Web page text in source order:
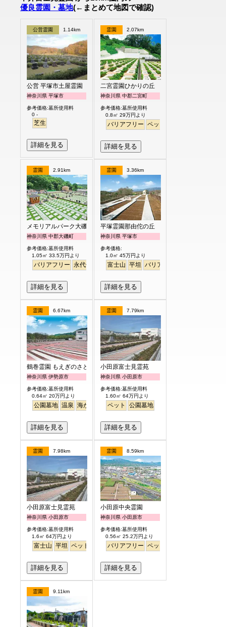
優良霊園・墓地(←まとめて地図で確認)
公営霊園 1.14km
公営 平塚市土屋霊園
神奈川県 平塚市
参考価格:墓所使用料
0 -
芝生
詳細を見る
霊園 2.07km
二宮霊園ひかりの丘
神奈川県 中郡二宮町
参考価格:墓所使用料
0.8㎡ 29万円より
バリアフリー ペット
詳細を見る
霊園 2.91km
メモリアルパーク大磯
神奈川県 中郡大磯町
参考価格:墓所使用料
1.05㎡ 33.5万円より
バリアフリー 永代供養 ペット 芝生
詳細を見る
霊園 3.36km
平塚霊園那由佗の丘
神奈川県 平塚市
参考価格:
1.0㎡ 45万円より
富士山 平坦 バリアフリー
詳細を見る
霊園 6.67km
鶴巻霊園 もえぎのさと
神奈川県 伊勢原市
参考価格:墓所使用料
0.64㎡ 20万円より
公園墓地 温泉 海がみえる ペット
詳細を見る
霊園 7.79km
小田原富士見霊苑
神奈川県 小田原市
参考価格:墓所使用料
1.60㎡ 64万円より
ペット 公園墓地
詳細を見る
霊園 7.98km
小田原富士見霊苑
神奈川県 小田原市
参考価格:墓所使用料
1.6㎡ 64万円より
富士山 平坦 ペット 公園墓地
詳細を見る
霊園 8.59km
小田原中央霊園
神奈川県 小田原市
参考価格:墓所使用料
0.56㎡ 25.2万円より
バリアフリー ペット
詳細を見る
霊園 9.11km